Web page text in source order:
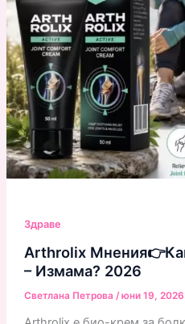
Здраве
Arthrolix
– Измама? 2026
Светлана Петрова /юни 19, 2026